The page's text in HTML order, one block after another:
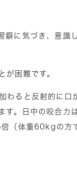
癖に気づき、意識
が困難です。
わると反射的に口
す。日中の咬合力
（体重60kgの方